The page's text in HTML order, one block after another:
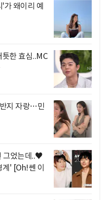
가 왜이리 예
한 효심..MC
지 자랑…민
그었는데..♥
' [Oh!쎈 이